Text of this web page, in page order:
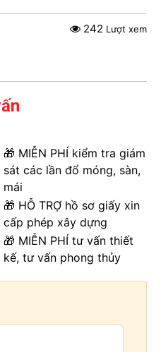
242 Lượt xem
🎁 MIỄN PHÍ kiểm tra giám
sát các lần đổ móng, sàn,
mái
🎁 HỖ TRỢ hồ sơ giấy xin
cấp phép xây dựng
🎁 MIỄN PHÍ tư vấn thiết
kế, tư vấn phong thủy